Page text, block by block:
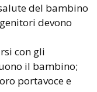
del bambino
devono
con gli
il bambino;
portavoce e